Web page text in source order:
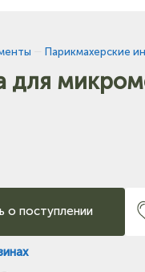
Парикмахерские
для
о поступлении